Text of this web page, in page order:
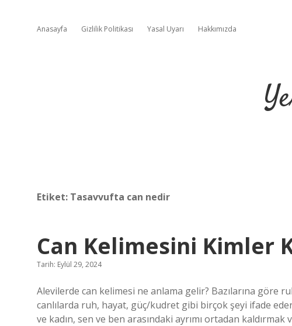
Anasayfa Gizlilik Politikası Yasal Uyarı Hakkımızda
Etiket: Tasavvufta can nedir
Can Kelimesini Kimler
Tarih: Eylül 29, 2024
Alevilerde can kelimesi ne anlama gelir? Bazılarına göre
canlılarda ruh, hayat, güç/kudret gibi birçok şeyi ifade
ve kadın, sen ve ben arasındaki ayrımı ortadan